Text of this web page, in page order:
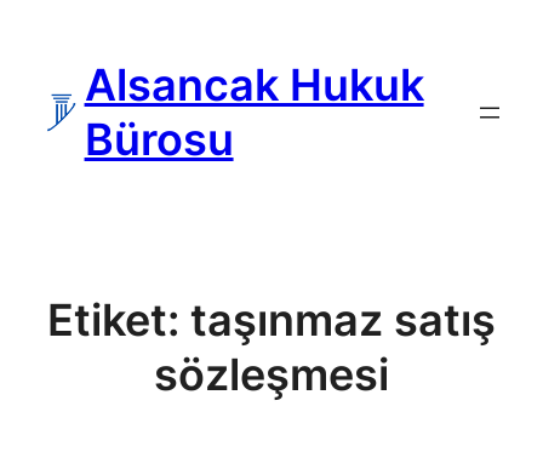
Alsancak Hukuk
Bürosu
Etiket: taşınmaz satış
sözleşmesi